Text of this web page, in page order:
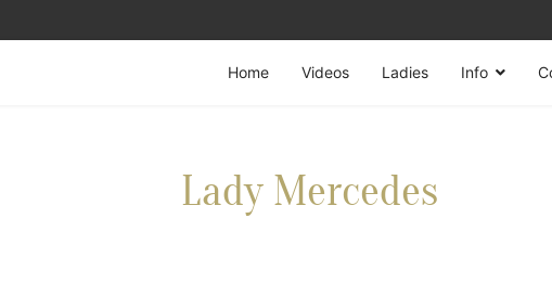
Home Videos Ladies Info
Lady Mercedes